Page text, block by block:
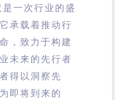
一次行业的盛
承载着推动行
，致力于构建
未来的先行者
得以洞察先
即将到来的